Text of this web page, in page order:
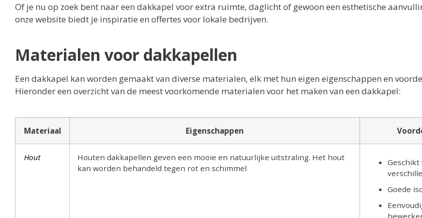
Of je nu op zoek bent naar een dakkapel voor extra ruimte, daglicht of gewoon een esthetische
onze website biedt je inspiratie en offertes voor lokale bedrijven.
Materialen voor dakkapellen
Een dakkapel kan worden gemaakt van diverse materialen, elk met hun eigen eigenschappen en
Hieronder een overzicht van de meest voorkomende materialen voor het maken van een dakkapel:
Materiaal Eigenschappen
Hout
Houten dakkapellen geven een mooie en natuurlijke uitstraling. Het hout
kan worden behandeld tegen rot en schimmel
Geschikt
Goede